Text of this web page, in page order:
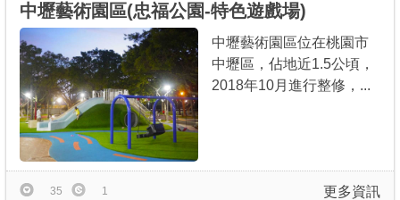
中壢藝術園區(忠福公園-特色遊戲場)
中壢藝術園區位在桃園市
中壢區，佔地近1.5公頃，
2018年10月進行整修，...
更多資訊
35 1